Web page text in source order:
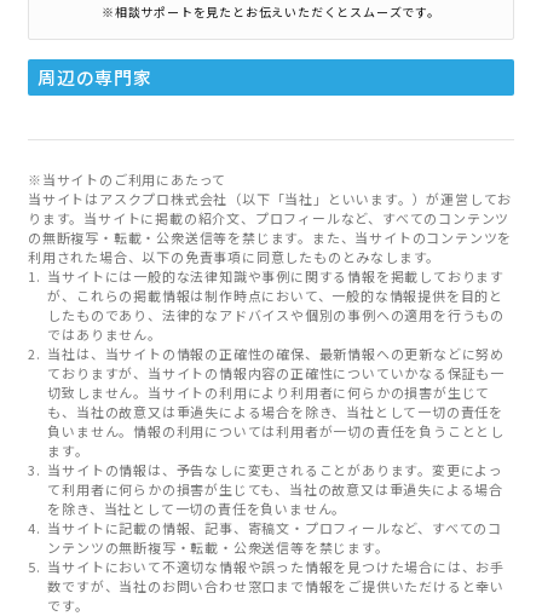
※相談サポートを見たとお伝えいただくとスムーズです。
周辺の専門家
※当サイトのご利用にあたって
当サイトはアスクプロ株式会社（以下「当社」といいます。）が運営してお
ります。当サイトに掲載の紹介文、プロフィールなど、すべてのコンテンツ
の無断複写・転載・公衆送信等を禁じます。また、当サイトのコンテンツを
利用された場合、以下の免責事項に同意したものとみなします。
当サイトには一般的な法律知識や事例に関する情報を掲載しております
が、これらの掲載情報は制作時点において、一般的な情報提供を目的と
したものであり、法律的なアドバイスや個別の事例への適用を行うもの
ではありません。
当社は、当サイトの情報の正確性の確保、最新情報への更新などに努め
ておりますが、当サイトの情報内容の正確性についていかなる保証も一
切致しません。当サイトの利用により利用者に何らかの損害が生じて
も、当社の故意又は重過失による場合を除き、当社として一切の責任を
負いません。情報の利用については利用者が一切の責任を負うこととし
ます。
当サイトの情報は、予告なしに変更されることがあります。変更によっ
て利用者に何らかの損害が生じても、当社の故意又は重過失による場合
を除き、当社として一切の責任を負いません。
当サイトに記載の情報、記事、寄稿文・プロフィールなど、すべてのコ
ンテンツの無断複写・転載・公衆送信等を禁じます。
当サイトにおいて不適切な情報や誤った情報を見つけた場合には、お手
数ですが、当社のお問い合わせ窓口まで情報をご提供いただけると幸い
です。